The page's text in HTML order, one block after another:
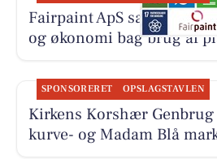
Fairpaint ApS sætter
og økonomi bag brug af
SPONSORERET OPSLAGSTAVLEN
Kirkens Korshær
kurve- og Madam Blå